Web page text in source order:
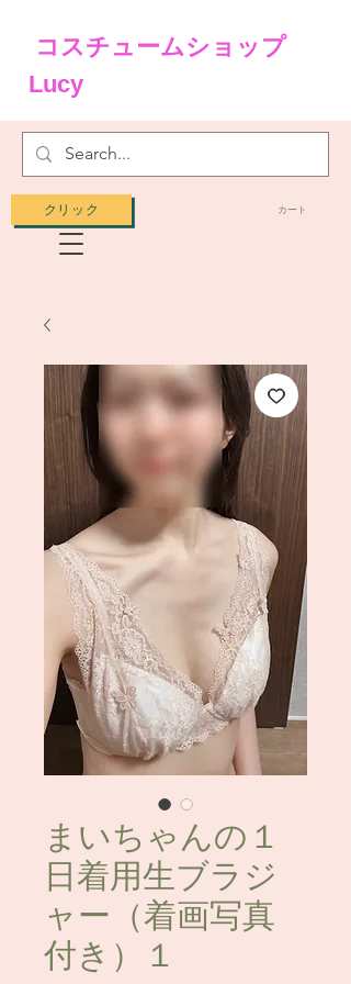
カート
クリック
コスチュームショップ
Lucy
まいちゃんの１
日着用生ブラジ
ャー（着画写真
付き）１